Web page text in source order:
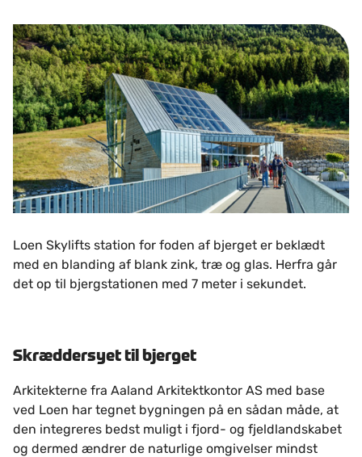
Loen Skylifts station for foden af bjerget er beklædt
med en blanding af blank zink, træ og glas. Herfra går
det op til bjergstationen med 7 meter i sekundet.
Skræddersyet til bjerget
Arkitekterne fra Aaland Arkitektkontor AS med base
ved Loen har tegnet bygningen på en sådan måde, at
den integreres bedst muligt i fjord- og fjeldlandskabet
og dermed ændrer de naturlige omgivelser mindst